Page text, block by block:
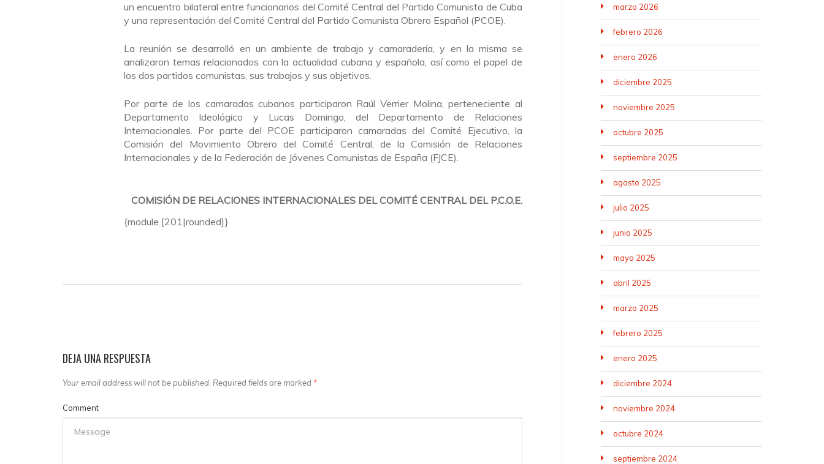
un encuentro bilateral entre funcionarios del Comité Central del Partido Comunista de Cuba
y una representación del Comité Central del Partido Comunista Obrero Español (PCOE).
La reunión se desarrolló en un ambiente de trabajo y camaradería, y en la misma se
analizaron temas relacionados con la actualidad cubana y española, así como el papel de
los dos partidos comunistas, sus trabajos y sus objetivos.
Por parte de los camaradas cubanos participaron Raúl Verrier Molina, perteneciente al
Departamento Ideológico y Lucas Domingo, del Departamento de Relaciones
Internacionales. Por parte del PCOE participaron camaradas del Comité Ejecutivo, la
Comisión del Movimiento Obrero del Comité Central, de la Comisión de Relaciones
Internacionales y de la Federación de Jóvenes Comunistas de España (FJCE).
COMISIÓN DE RELACIONES INTERNACIONALES DEL COMITÉ CENTRAL DEL P.C.O.E.
{module [201|rounded]}
DEJA UNA RESPUESTA
Your email address will not be published. Required fields are marked *
Comment
marzo 2026
febrero 2026
enero 2026
diciembre 2025
noviembre 2025
octubre 2025
septiembre 2025
agosto 2025
julio 2025
junio 2025
mayo 2025
abril 2025
marzo 2025
febrero 2025
enero 2025
diciembre 2024
noviembre 2024
octubre 2024
septiembre 2024